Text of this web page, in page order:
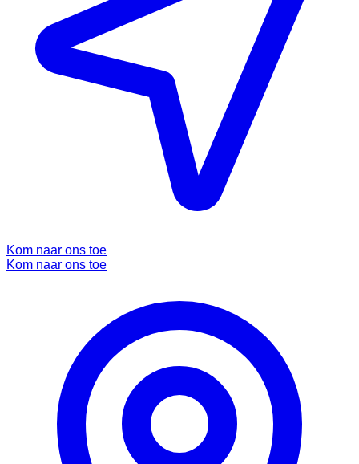
Kom naar ons toe
Kom naar ons toe